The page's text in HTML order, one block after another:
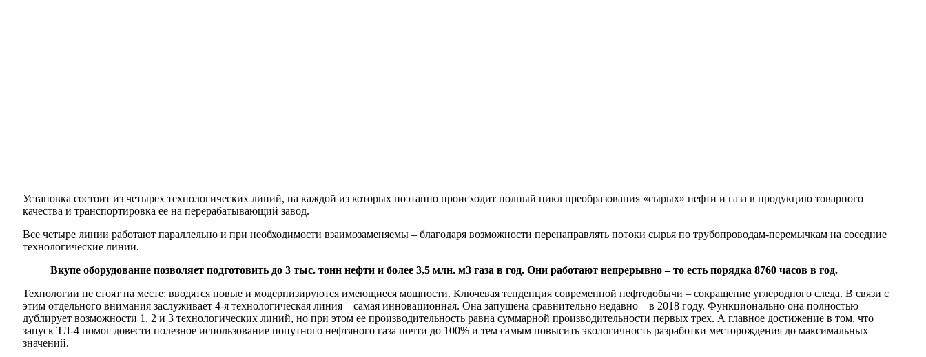
Установка состоит из четырех технологических линий, на каждой из которых поэтапно происходит полный цикл преобразования «сырых» нефти и газа в продукцию товарного
качества и транспортировка ее на перерабатывающий завод.
Все четыре линии работают параллельно и при необходимости взаимозаменяемы – благодаря возможности перенаправлять потоки сырья по трубопроводам-перемычкам на соседние
технологические линии.
Вкупе оборудование позволяет подготовить до 3 тыс. тонн нефти и более 3,5 млн. м3 газа в год. Они работают непрерывно – то есть порядка 8760 часов в год.
Технологии не стоят на месте: вводятся новые и модернизируются имеющиеся мощности. Ключевая тенденция современной нефтедобычи – сокращение углеродного следа. В связи с
этим отдельного внимания заслуживает 4-я технологическая линия – самая инновационная. Она запущена сравнительно недавно – в 2018 году. Функционально она полностью
дублирует возможности 1, 2 и 3 технологических линий, но при этом ее производительность равна суммарной производительности первых трех. А главное достижение в том, что
запуск ТЛ-4 помог довести полезное использование попутного нефтяного газа почти до 100% и тем самым повысить экологичность разработки месторождения до максимальных
значений.